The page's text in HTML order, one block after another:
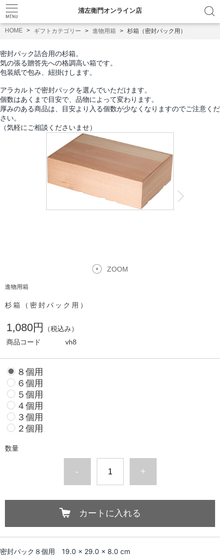
清左衛門オンライン店
HOME ギフトカテゴリー 進物用箱 杉箱（密封パック用）
密封パック詰合用の杉箱。
気の張る贈答先への格調高い箱です。
包装紙で包み、紐掛けします。
アラカルトで密封パックを選んでいただけます。
個数はあくまで目安で、品物によって変わります。
厚みのある商品は、目安より入る個数が少なくなりますのでご注意くだ
さい。
（気軽にご相談くださいませ）
ZOOM
進物用箱
杉箱（密封パック用）
1,080円
（税込み）
商品コード
vh8
８個用
６個用
５個用
４個用
３個用
２個用
数量
- +
カートに入れる
密封パック８個用 19.0 × 29.0 × 8.0 cm